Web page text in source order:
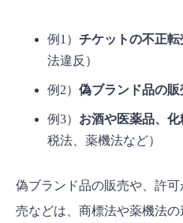
例1） チケットの不正転
法違反）
例2） 偽ブランド品の販
例3） お酒や医薬品、
税法、薬機法など）
偽ブランド品の販売や、許
売などは、商標法や薬機法